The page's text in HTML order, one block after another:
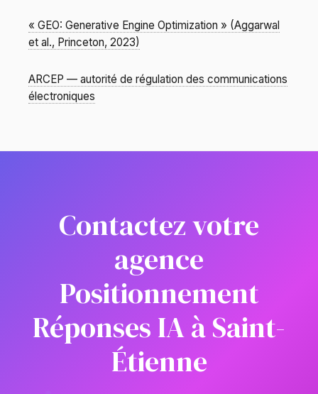
« GEO: Generative Engine Optimization » (Aggarwal
et al., Princeton, 2023)
ARCEP — autorité de régulation des communications
électroniques
Contactez votre
agence
Positionnement
Réponses IA à Saint-
Étienne